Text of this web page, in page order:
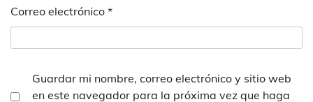
Correo electrónico *
Guardar mi nombre, correo electrónico y sitio web
en este navegador para la próxima vez que haga